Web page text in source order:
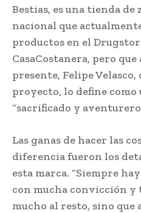
Bestias, es una tienda
nacional que
productos en el
CasaCostanera, pero
presente, Felipe
proyecto, lo define
“sacrificado y
Las ganas de hacer las
diferencia fueron los
esta marca. “Siempre
con mucha convicción y
mucho al resto, sino que